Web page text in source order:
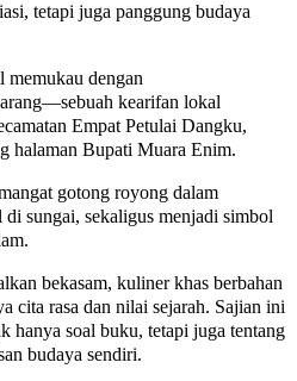
tetapi juga panggung budaya
dengan
kearifan lokal
Empat Petulai Dangku,
halaman Bupati Muara Enim.
gotong royong dalam
di sungai, sekaligus menjadi simbol
bekasam, kuliner khas berbahan
cita rasa dan nilai sejarah. Sajian ini
hanya soal buku, tetapi juga tentang
budaya sendiri.